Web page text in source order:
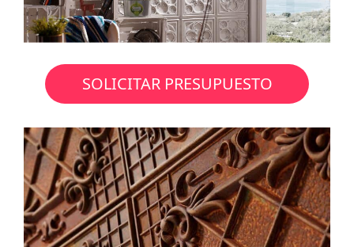
SOLICITAR PRESUPUESTO